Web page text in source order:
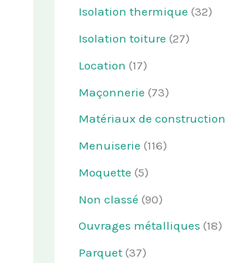
Isolation thermique (32)
Isolation toiture (27)
Location (17)
Maçonnerie (73)
Matériaux de construction
Menuiserie (116)
Moquette (5)
Non classé (90)
Ouvrages métalliques (18)
Parquet (37)